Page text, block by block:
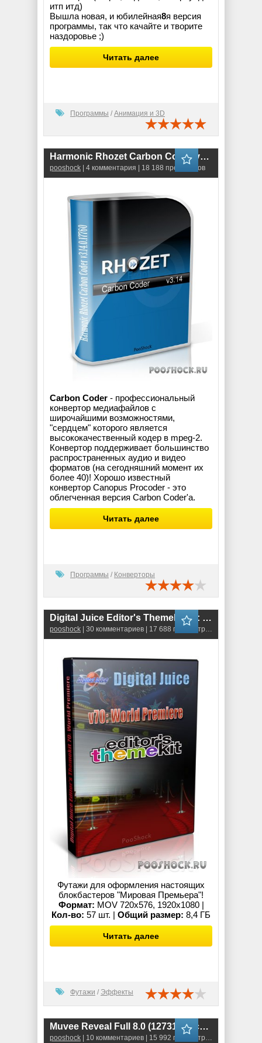
итп итд)
Вышла новая, и юбилейная8я версия
программы, так что качайте и творите
наздоровье ;)
Читать далее
Программы / Анимация и 3D
Harmonic Rhozet Carbon Coder v3.14.0.17760
pooshock | 4 комментария | 18 188 просмотров
Carbon Coder - профессиональный
конвертор медиафайлов с
широчайшими возможностями,
"сердцем" которого является
высококачественный кодер в mpeg-2.
Конвертор поддерживает большинство
распространенных аудио и видео
форматов (на сегодняшний момент их
более 40)! Хорошо известный
конвертор Canopus Procoder - это
облегченная версия Carbon Coder'а.
Читать далее
Программы / Конверторы
Digital Juice Editor's Themekit 70: World Premiere
pooshock | 30 комментариев | 17 688 просмотров
Футажи для оформления настоящих
блокбастеров "Мировая Премьера"!
Формат: MOV 720x576, 1920x1080 |
Кол-во: 57 шт. | Общий размер: 8,4 ГБ
Читать далее
Футажи / Эффекты
Muvee Reveal Full 8.0 (12731) Русский
pooshock | 10 комментариев | 15 992 просмотров